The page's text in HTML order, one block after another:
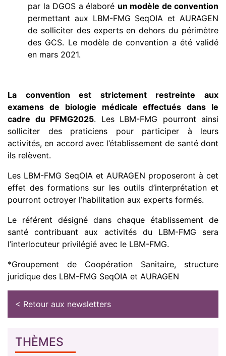
par la DGOS a élaboré un modèle de convention
permettant aux LBM-FMG SeqOIA et AURAGEN
de solliciter des experts en dehors du périmètre
des GCS. Le modèle de convention a été validé
en mars 2021.
La convention est strictement restreinte aux
examens de biologie médicale effectués dans le
cadre du PFMG2025. Les LBM-FMG pourront ainsi
solliciter des praticiens pour participer à leurs
activités, en accord avec l’établissement de santé dont
ils relèvent.
Les LBM-FMG SeqOIA et AURAGEN proposeront à cet
effet des formations sur les outils d’interprétation et
pourront octroyer l’habilitation aux experts formés.
Le référent désigné dans chaque établissement de
santé contribuant aux activités du LBM-FMG sera
l’interlocuteur privilégié avec le LBM-FMG.
*Groupement de Coopération Sanitaire, structure
juridique des LBM-FMG SeqOIA et AURAGEN
< Retour aux newsletters
THÈMES